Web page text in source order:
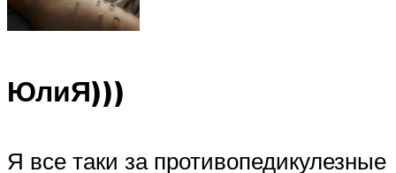
ЮлиЯ)))
Я все таки за противопедикулезные